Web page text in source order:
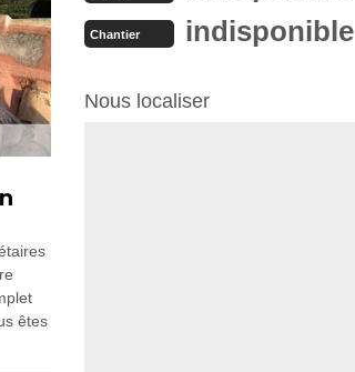
êtes
Chantier indisponible
Nous localiser